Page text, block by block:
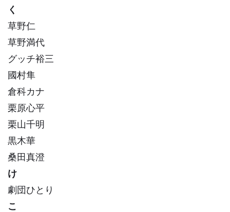
く
草野仁
草野満代
グッチ裕三
國村隼
倉科カナ
栗原心平
栗山千明
黒木華
桑田真澄
け
劇団ひとり
こ